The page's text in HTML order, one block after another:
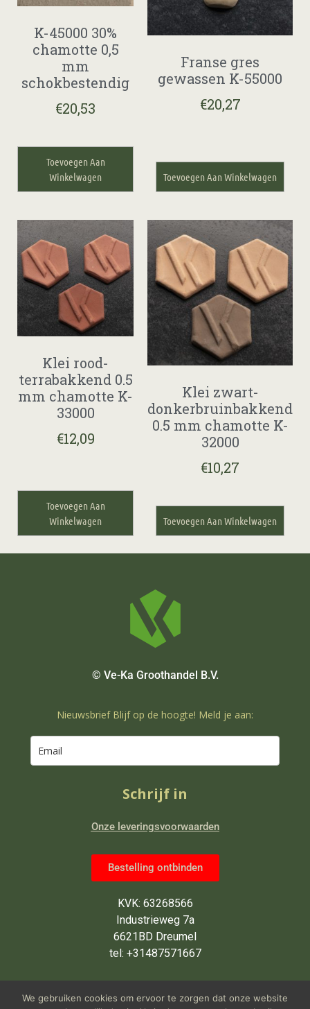
K-45000 30%
chamotte 0,5
mm
schokbestendig
€20,53
Toevoegen Aan
Winkelwagen
Franse gres
gewassen K-55000
€20,27
Toevoegen Aan Winkelwagen
Klei rood-
terrabakkend 0.5
mm chamotte K-
33000
€12,09
Toevoegen Aan
Winkelwagen
Klei zwart-
donkerbruinbakkend
0.5 mm chamotte K-
32000
€10,27
Toevoegen Aan Winkelwagen
© Ve-Ka Groothandel B.V.
Nieuwsbrief Blijf op de hoogte! Meld je aan:
Schrijf in
Onze leveringsvoorwaarden
Bestelling ontbinden
KVK: 63268566
Industrieweg 7a
6621BD Dreumel
tel: +31487571667
Wij zijn van maandag tot en met
We gebruiken cookies om ervoor te zorgen dat onze website